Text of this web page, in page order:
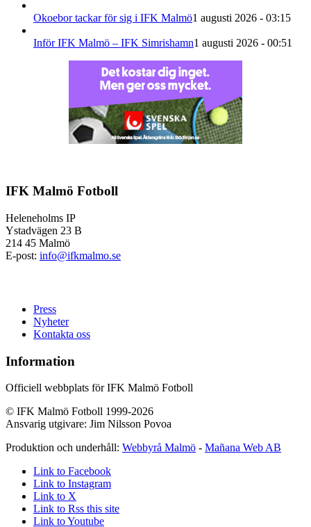
Okoebor tackar för sig i IFK Malmö1 augusti 2026 - 03:15
Inför IFK Malmö – IFK Simrishamn1 augusti 2026 - 00:51
IFK Malmö Fotboll
Heleneholms IP
Ystadvägen 23 B
214 45 Malmö
E-post: info@ifkmalmo.se
Press
Nyheter
Kontakta oss
Information
Officiell webbplats för IFK Malmö Fotboll
© IFK Malmö Fotboll 1999-2026
Ansvarig utgivare: Jim Nilsson Povoa
Produktion och underhåll: Webbyrå Malmö - Mañana Web AB
Link to Facebook
Link to Instagram
Link to X
Link to Rss this site
Link to Youtube